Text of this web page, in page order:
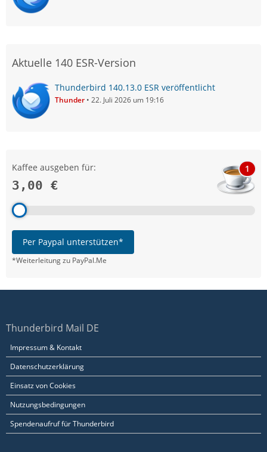
Aktuelle 140 ESR-Version
Thunderbird 140.13.0 ESR veröffentlicht
Thunder 22. Juli 2026 um 19:16
Kaffee ausgeben für:
3,00 €
1
Per Paypal unterstützen*
*Weiterleitung zu PayPal.Me
Thunderbird Mail DE
Impressum & Kontakt
Datenschutzerklärung
Einsatz von Cookies
Nutzungsbedingungen
Spendenaufruf für Thunderbird